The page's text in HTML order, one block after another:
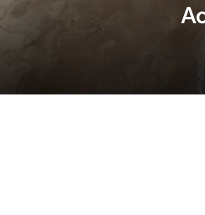
a personas en situación de
sus necesidades. El itinerario